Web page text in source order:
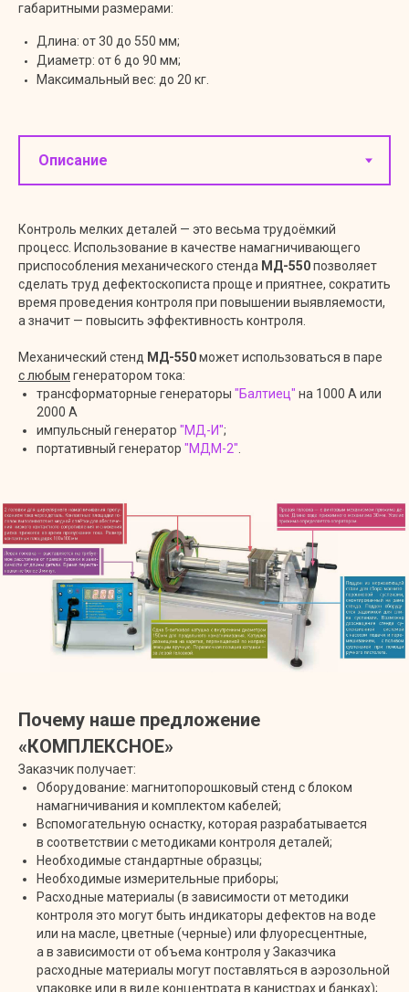
габаритными размерами:
Длина: от 30 до 550 мм;
Диаметр: от 6 до 90 мм;
Максимальный вес: до 20 кг.
Контроль мелких деталей — это весьма трудоёмкий
процесс. Использование в качестве намагничивающего
приспособления механического стенда МД-550позволяет
сделать труд дефектоскописта проще и приятнее, сократить
время проведения контроля при повышении выявляемости,
а значит — повысить эффективность контроля.
Механический стенд МД-550может использоваться в паре
с любым генератором тока:
трансформаторные генераторы "Балтиец" на 1000 А или
2000 А
импульсный генератор "МД-И";
портативный генератор "МДМ-2".
Почему наше предложение
«КОМПЛЕКСНОЕ»
Заказчик получает:
Оборудование: магнитопорошковый стенд с блоком
намагничивания и комплектом кабелей;
Вспомогательную оснастку, которая разрабатывается
в соответствии с методиками контроля деталей;
Необходимые стандартные образцы;
Необходимые измерительные приборы;
Расходные материалы (в зависимости от методики
контроля это могут быть индикаторы дефектов на воде
или на масле, цветные (черные) или флуоресцентные,
а в зависимости от объема контроля у Заказчика
расходные материалы могут поставляться в аэрозольной
упаковке или в виде концентрата в канистрах и банках);